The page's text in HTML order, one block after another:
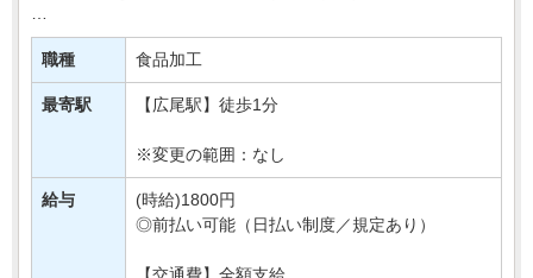
あなたの経験・スキルを活かして、
魚のお刺身用カットやフライ用加工を
手がけませんか＊
★残業ほぼ・・・
職種 食品加工
最寄駅 【広尾駅】徒歩1分
※変更の範囲：なし
給与
(時給)1800円
◎前払い可能（日払い制度／規定あり）